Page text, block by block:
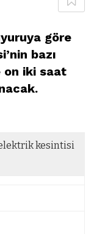
göre
bazı
on iki saat
kesintisi